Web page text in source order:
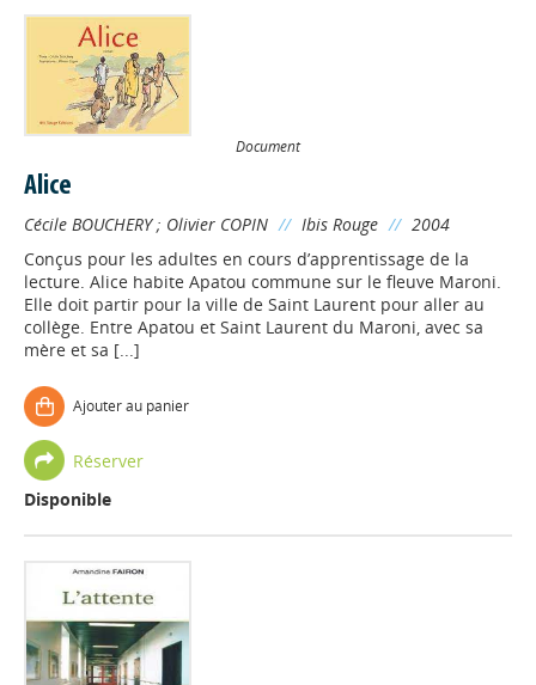
Document
Alice
Cécile BOUCHERY; Olivier COPIN // Ibis Rouge // 2004
Conçus pour les adultes en cours d’apprentissage de la
lecture. Alice habite Apatou commune sur le fleuve Maroni.
Elle doit partir pour la ville de Saint Laurent pour aller au
collège. Entre Apatou et Saint Laurent du Maroni, avec sa
mère et sa [...]
Ajouter au panier
Réserver
Disponible